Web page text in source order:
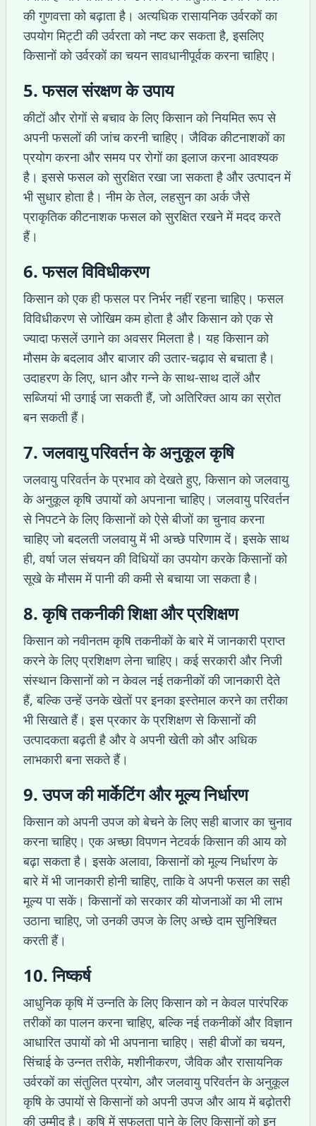
की गुणवत्ता को बढ़ाता है। अत्यधिक रासायनिक उर्वरकों का
उपयोग मिट्टी की उर्वरता को नष्ट कर सकता है, इसलिए
किसानों को उर्वरकों का चयन सावधानीपूर्वक करना चाहिए।
5. फसल संरक्षण के उपाय
कीटों और रोगों से बचाव के लिए किसान को नियमित रूप से
अपनी फसलों की जांच करनी चाहिए। जैविक कीटनाशकों का
प्रयोग करना और समय पर रोगों का इलाज करना आवश्यक
है। इससे फसल को सुरक्षित रखा जा सकता है और उत्पादन में
भी सुधार होता है। नीम के तेल, लहसुन का अर्क जैसे
प्राकृतिक कीटनाशक फसल को सुरक्षित रखने में मदद करते
हैं।
6. फसल विविधीकरण
किसान को एक ही फसल पर निर्भर नहीं रहना चाहिए। फसल
विविधीकरण से जोखिम कम होता है और किसान को एक से
ज्यादा फसलें उगाने का अवसर मिलता है। यह किसान को
मौसम के बदलाव और बाजार की उतार-चढ़ाव से बचाता है।
उदाहरण के लिए, धान और गन्ने के साथ-साथ दालें और
सब्जियां भी उगाई जा सकती हैं, जो अतिरिक्त आय का स्रोत
बन सकती हैं।
7. जलवायु परिवर्तन के अनुकूल कृषि
जलवायु परिवर्तन के प्रभाव को देखते हुए, किसान को जलवायु
के अनुकूल कृषि उपायों को अपनाना चाहिए। जलवायु परिवर्तन
से निपटने के लिए किसानों को ऐसे बीजों का चुनाव करना
चाहिए जो बदलती जलवायु में भी अच्छे परिणाम दें। इसके साथ
ही, वर्षा जल संचयन की विधियों का उपयोग करके किसानों को
सूखे के मौसम में पानी की कमी से बचाया जा सकता है।
8. कृषि तकनीकी शिक्षा और प्रशिक्षण
किसान को नवीनतम कृषि तकनीकों के बारे में जानकारी प्राप्त
करने के लिए प्रशिक्षण लेना चाहिए। कई सरकारी और निजी
संस्थान किसानों को न केवल नई तकनीकों की जानकारी देते
हैं, बल्कि उन्हें उनके खेतों पर इनका इस्तेमाल करने का तरीका
भी सिखाते हैं। इस प्रकार के प्रशिक्षण से किसानों की
उत्पादकता बढ़ती है और वे अपनी खेती को और अधिक
लाभकारी बना सकते हैं।
9. उपज की मार्केटिंग और मूल्य निर्धारण
किसान को अपनी उपज को बेचने के लिए सही बाजार का चुनाव
करना चाहिए। एक अच्छा विपणन नेटवर्क किसान की आय को
बढ़ा सकता है। इसके अलावा, किसानों को मूल्य निर्धारण के
बारे में भी जानकारी होनी चाहिए, ताकि वे अपनी फसल का सही
मूल्य पा सकें। किसानों को सरकार की योजनाओं का भी लाभ
उठाना चाहिए, जो उनकी उपज के लिए अच्छे दाम सुनिश्चित
करती हैं।
10. निष्कर्ष
आधुनिक कृषि में उन्नति के लिए किसान को न केवल पारंपरिक
तरीकों का पालन करना चाहिए, बल्कि नई तकनीकों और विज्ञान
आधारित उपायों को भी अपनाना चाहिए। सही बीजों का चयन,
सिंचाई के उन्नत तरीके, मशीनीकरण, जैविक और रासायनिक
उर्वरकों का संतुलित प्रयोग, और जलवायु परिवर्तन के अनुकूल
कृषि के उपायों से किसानों को अपनी उपज और आय में बढ़ोतरी
की उम्मीद है। कृषि में सफलता पाने के लिए किसानों को इन